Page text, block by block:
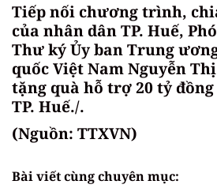
Tiếp nối chương trình,
của nhân dân TP. Huế,
Thư ký Ủy ban Trung
quốc Việt Nam Nguyễn
tặng quà hỗ trợ 20 tỷ
TP. Huế./.
(Nguồn: TTXVN)
Bài viết cùng chuyên mục: